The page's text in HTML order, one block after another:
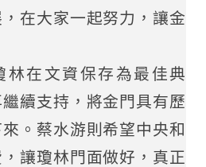
在大家一起努力，讓金
在文資保存為最佳典
續支持，將金門具有歷
。蔡水游則希望中央和
讓瓊林門面做好，真正